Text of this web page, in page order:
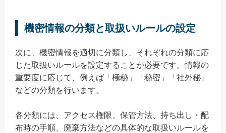
機密情報の分類と取扱いルールの設定
次に、機密情報を適切に分類し、それぞれの分類に応
じた取扱いルールを設定することが必要です。情報の
重要度に応じて、例えば「極秘」「秘密」「社外秘」
などの分類を行います。
各分類には、アクセス権限、保管方法、持ち出し・配
布時の手順、廃棄方法などの具体的な取扱いルールを